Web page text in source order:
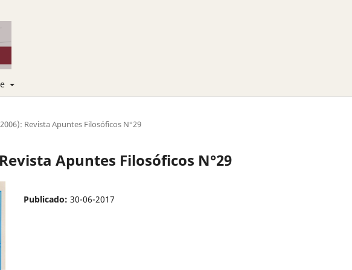
Revista Apuntes Filosóficos N°29
Apuntes Filosóficos N°29
Publicado: 30-06-2017